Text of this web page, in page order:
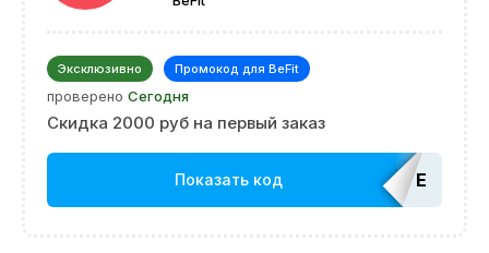
Эксклюзивно Промокод для BeFit
проверено Сегодня
Скидка 2000 руб на первый заказ
Показать код